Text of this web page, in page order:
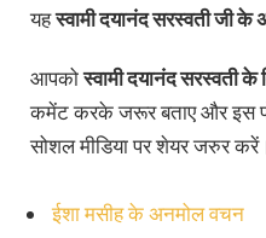
यहस्वामी दयानंद सरस्वती जी के
आपकोस्वामी दयानंद सरस्वती के
कमेंट करके जरूर बताए और इस
सोशल मीडिया पर शेयर जरुर
ईशा मसीह के अनमोल वचन